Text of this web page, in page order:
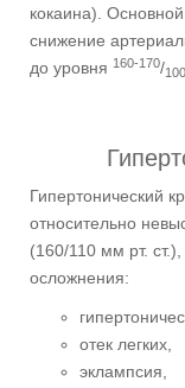
кокаина).
снижение
до уровня 160-170/
Гипертонический
относительно
(160/110 мм рт.
осложнения:
отек легких,
эклампсия,